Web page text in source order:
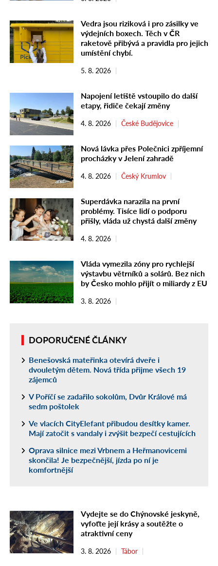
Vedra jsou riziková i pro zásilky ve
výdejních boxech. Těch v ČR
raketově přibývá a pravidla pro jejich
umístění chybí.
5. 8. 2026
Napojení letiště vstoupilo do další
etapy, řidiče čekají změny
4. 8. 2026 České Budějovice
Nová lávka přes Polečnici zpříjemní
procházky v Jelení zahradě
4. 8. 2026 Český Krumlov
Superdávka narazila na první
problémy. Tisíce lidí o podporu
přišly, vláda už chystá další změny
4. 8. 2026
Vláda vymezila zóny pro rychlejší
výstavbu větrníků a solárů. Bez nich
by Česko mohlo přijít o miliardy z EU
3. 8. 2026
DOPORUČENÉ ČLÁNKY
Benešovská mateřinka otevírá dveře i
dvouletým dětem. Nová třída přijme všech 19
zájemců
V Poříčí se zadařilo sokolům, Dvůr Králové má
sedm poštolek
Ve vlacích CityElefant přibudou desítky kamer.
Mají zatočit s vandaly i zvýšit bezpečí cestujících
Oprava silnice mezi Vrbnem a Heřmanovicemi
skončila! Je bezpečnější, jízda po ní je
komfortnější
Vydejte se do Chýnovské jeskyně,
vyfoťte její krásy a soutěžte o
atraktivní ceny
3. 8. 2026 Tábor